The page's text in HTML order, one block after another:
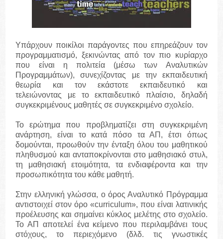
Υπάρχουν ποικίλοι παράγοντες που επηρεάζουν τον
προγραμματισμό, ξεκινώντας από τον πιο κυρίαρχο
που είναι η πολιτεία (μέσω των Αναλυτικών
Προγραμμάτων), συνεχίζοντας με την εκπαιδευτική
θεωρία και τον εκάστοτε εκπαιδευτικό και
τελειώνοντας με το εκπαιδευτικό πλαίσιο, δηλαδή
συγκεκριμένους μαθητές σε συγκεκριμένο σχολείο.
Το ερώτημα που προβληματίζει στη συγκεκριμένη
ανάρτηση, είναι το κατά πόσο τα ΑΠ, έτσι όπως
δομούνται, προωθούν την ένταξη όλου του μαθητικού
πληθυσμού και ανταποκρίνονται στο μαθησιακό στυλ,
τη μαθησιακή ετοιμότητα, τα ενδιαφέροντα και την
προσωπικότητα του κάθε μαθητή.
Στην ελληνική γλώσσα, ο όρος Αναλυτικό Πρόγραμμα
αντιστοιχεί στον όρο «curriculum», που είναι λατινικής
προέλευσης και σημαίνει κύκλος μελέτης στο σχολείο.
Το ΑΠ αποτελεί ένα κείμενο που περιλαμβάνει τους
στόχους, το περιεχόμενο (δλδ. τις γνωστικές